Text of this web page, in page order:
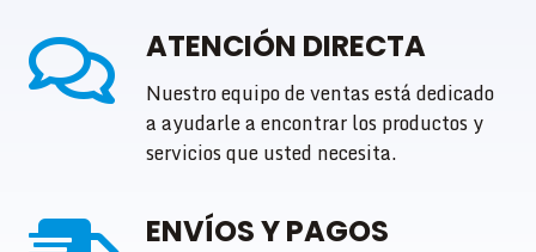
ATENCIÓN DIRECTA
Nuestro equipo de ventas está dedicado
a ayudarle a encontrar los productos y
servicios que usted necesita.
ENVÍOS Y PAGOS